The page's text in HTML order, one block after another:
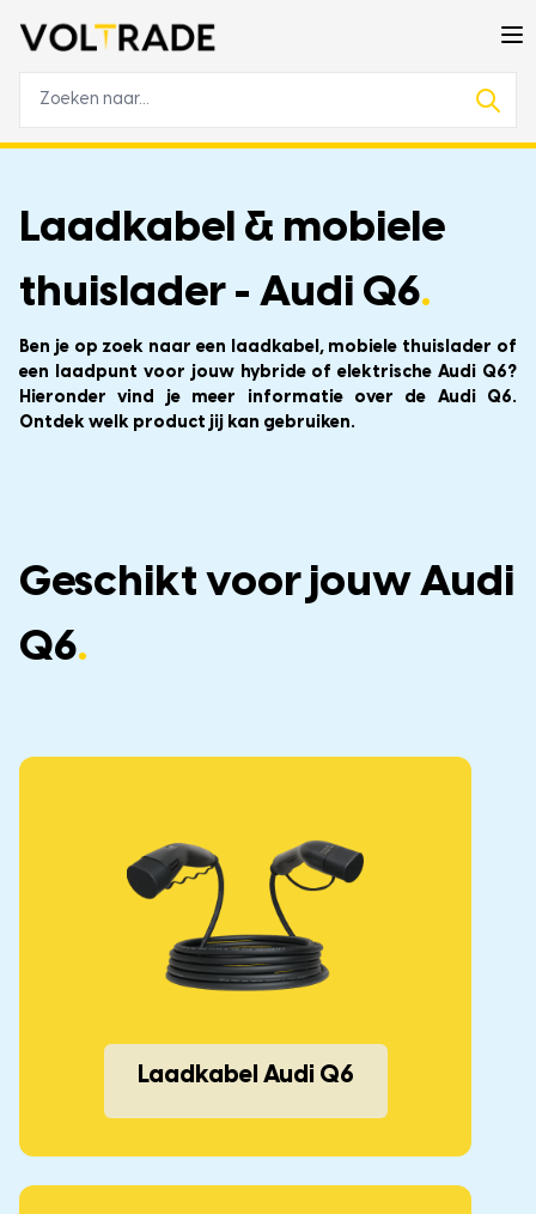
Laadkabel & mobiele
thuislader - Audi Q6.
Ben je op zoek naar een laadkabel, mobiele thuislader of
een laadpunt voor jouw hybride of elektrische Audi Q6?
Hieronder vind je meer informatie over de Audi Q6.
Ontdek welk product jij kan gebruiken.
Geschikt voor jouw Audi
Q6.
Laadkabel Audi Q6